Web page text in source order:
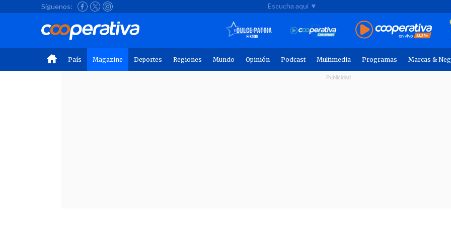
Síguenos: Escucha aquí ▼
País Magazine Deportes Regiones Mundo Opinión Podcast Multimedia Programas Marcas &